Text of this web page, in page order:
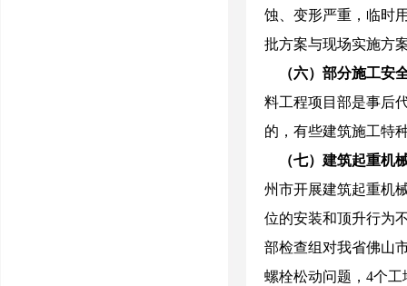
蚀、变形严重，临时
批方案与现场实施方
（六）部分施工安
料工程项目部是事后
的，有些建筑施工特
（七）建筑起重机
州市开展建筑起重机
位的安装和顶升行为
部检查组对我省佛山
螺栓松动问题， 4个工